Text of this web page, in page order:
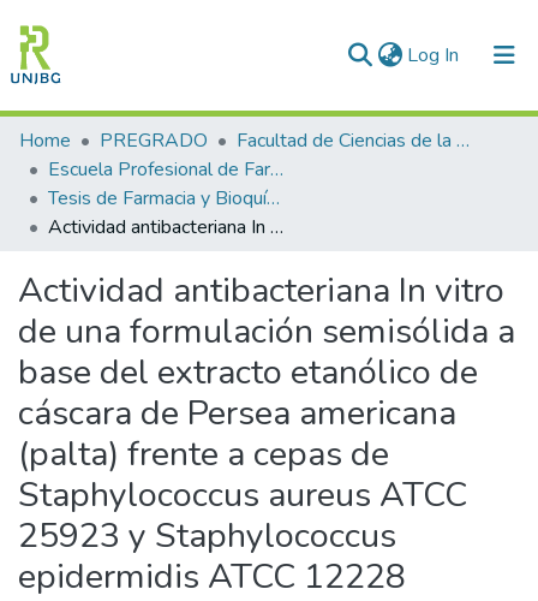
Log In (current)
Communities & Collections
All of DSpace
Statistics
Enviar tesis
Home PREGRADO
Facultad de Ciencias de la Salud
Escuela Profesional de Farmacia y Bioquímica
Tesis de Farmacia y Bioquímica
Actividad antibacteriana In vitro de una formulación semisólida a base del extracto etanólico de cáscara de Persea americana (palta) frente a cepas de Staphylococcus aureus ATCC 25923 y Staphylococcus epidermidis ATCC 12228
Actividad antibacteriana In vitro
de una formulación semisólida a
base del extracto etanólico de
cáscara de Persea americana
(palta) frente a cepas de
Staphylococcus aureus ATCC
25923 y Staphylococcus
epidermidis ATCC 12228